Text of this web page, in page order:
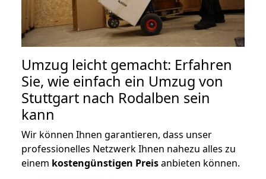
Umzug leicht gemacht: Erfahren
Sie, wie einfach ein Umzug von
Stuttgart nach Rodalben sein
kann
Wir können Ihnen garantieren, dass unser
professionelles Netzwerk Ihnen nahezu alles zu
einem kostengünstigen Preisanbieten können.